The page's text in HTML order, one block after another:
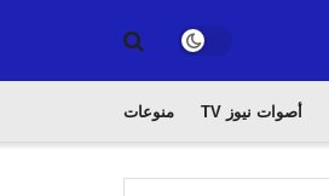
أصوات نيوز TV منوعات